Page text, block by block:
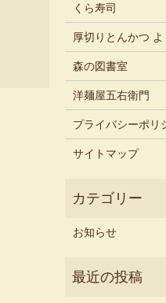
くら寿司
厚切りとんかつ
森の図書室
洋麺屋五右衛門
プライバシーポリ
サイトマップ
お知らせ